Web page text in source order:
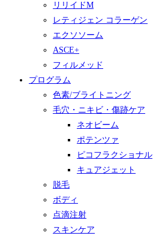
リリイドM
レティジェン コラーゲン
エクソソーム
ASCE+
フィルメッド
プログラム
色素/ブライトニング
毛穴・ニキビ・傷跡ケア
ネオビーム
ポテンツァ
ピコフラクショナル
キュアジェット
脱毛
ボディ
点滴注射
スキンケア